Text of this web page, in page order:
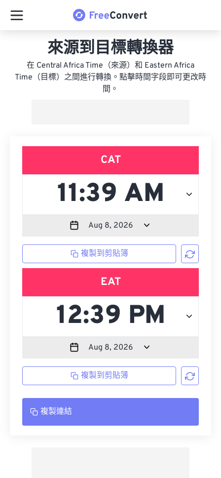
來源到目標轉換器
在 Central Africa Time（來源）和 Eastern Africa
Time（目標）之間進行轉換。點擊時間字段即可更改時
間。
CAT
複製到剪貼簿
EAT
複製到剪貼簿
複製連結